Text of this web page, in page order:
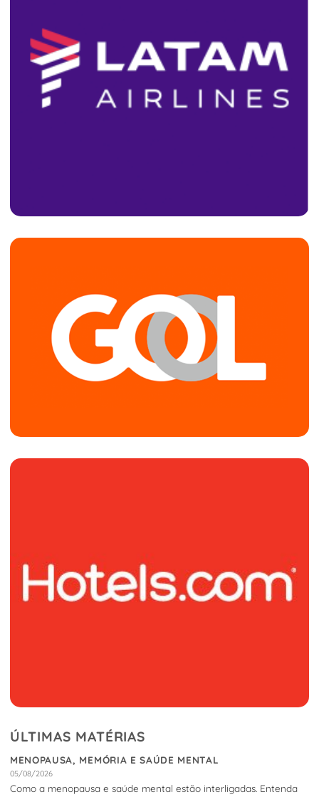
ÚLTIMAS MATÉRIAS
MENOPAUSA, MEMÓRIA E SAÚDE MENTAL
05/08/2026
Como a menopausa e saúde mental estão interligadas. Entenda